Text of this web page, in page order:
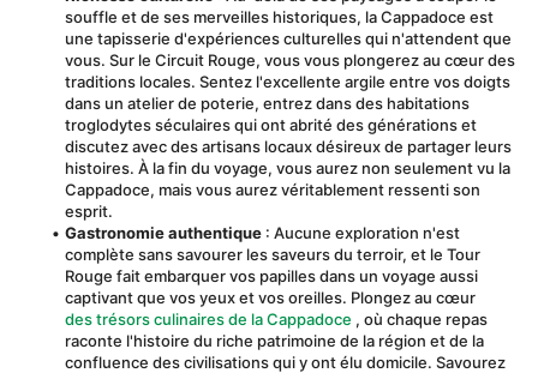
souffle et de ses merveilles historiques, la Cappadoce est
une tapisserie d'expériences culturelles qui n'attendent que
vous. Sur le Circuit Rouge, vous vous plongerez au cœur des
traditions locales. Sentez l'excellente argile entre vos doigts
dans un atelier de poterie, entrez dans des habitations
troglodytes séculaires qui ont abrité des générations et
discutez avec des artisans locaux désireux de partager leurs
histoires. À la fin du voyage, vous aurez non seulement vu la
Cappadoce, mais vous aurez véritablement ressenti son
esprit.
Gastronomie authentique : Aucune exploration n'est
complète sans savourer les saveurs du terroir, et le Tour
Rouge fait embarquer vos papilles dans un voyage aussi
captivant que vos yeux et vos oreilles. Plongez au cœur
des trésors culinaires de la Cappadoce , où chaque repas
raconte l'histoire du riche patrimoine de la région et de la
confluence des civilisations qui y ont élu domicile. Savourez